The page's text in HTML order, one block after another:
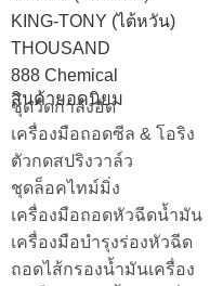
KING-TONY (ไต้หวัน)
THOUSAND
888 Chemical
สินค้ายอดนิยม
ชุดวัดกำลังอัด
เครื่องมือถอดซีล & โอริง
ตัวกดสปริงวาล์ว
ชุดล็อคไทม์มิ่ง
เครื่องมือถอดหัวฉีดน้ำมัน
เครื่องมือบำรุงร่องหัวฉีด
ถอดไส้กรองน้ำมันเครื่อง